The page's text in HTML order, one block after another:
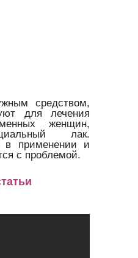
средством,
для лечения
женщин,
лак.
в применении и
с проблемой.